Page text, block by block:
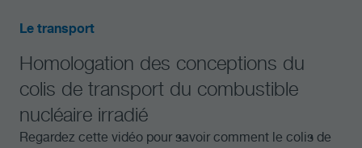
Le transport
Homologation des conceptions du
colis de transport du combustible
nucléaire irradié
Regardez cette vidéo pour savoir comment le colis de